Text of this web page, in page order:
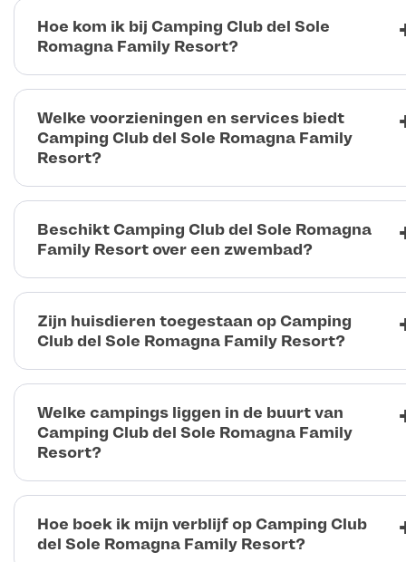
Hoe kom ik bij Camping Club del Sole
Romagna Family Resort?
Welke voorzieningen en services biedt
Camping Club del Sole Romagna Family
Resort?
Beschikt Camping Club del Sole Romagna
Family Resort over een zwembad?
Zijn huisdieren toegestaan op Camping
Club del Sole Romagna Family Resort?
Welke campings liggen in de buurt van
Camping Club del Sole Romagna Family
Resort?
Hoe boek ik mijn verblijf op Camping Club
del Sole Romagna Family Resort?